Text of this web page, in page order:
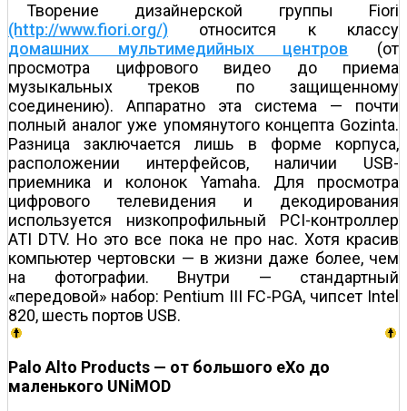
Творение дизайнерской группы Fiori
(http://www.fiori.org/) относится к классу
домашних мультимедийных центров (от
просмотра цифрового видео до приема
музыкальных треков по защищенному
соединению). Аппаратно эта система — почти
полный аналог уже упомянутого концепта Gozinta.
Разница заключается лишь в форме корпуса,
расположении интерфейсов, наличии USB-
приемника и колонок Yamaha. Для просмотра
цифрового телевидения и декодирования
используется низкопрофильный PCI-контроллер
ATI DTV. Но это все пока не про нас. Хотя красив
компьютер чертовски — в жизни даже более, чем
на фотографии. Внутри — стандартный
«передовой» набор: Pentium III FC-PGA, чипсет Intel
820, шесть портов USB.
Palo Alto Products — от большого eXo до
маленького UNiMOD